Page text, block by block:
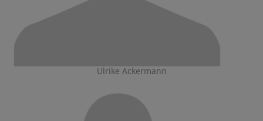
Ulrike Ackermann